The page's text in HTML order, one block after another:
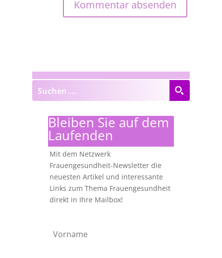
Bleiben Sie auf dem
Laufenden
Mit dem Netzwerk
Frauengesundheit-Newsletter die
neuesten Artikel und interessante
Links zum Thema Frauengesundheit
direkt in Ihre Mailbox!